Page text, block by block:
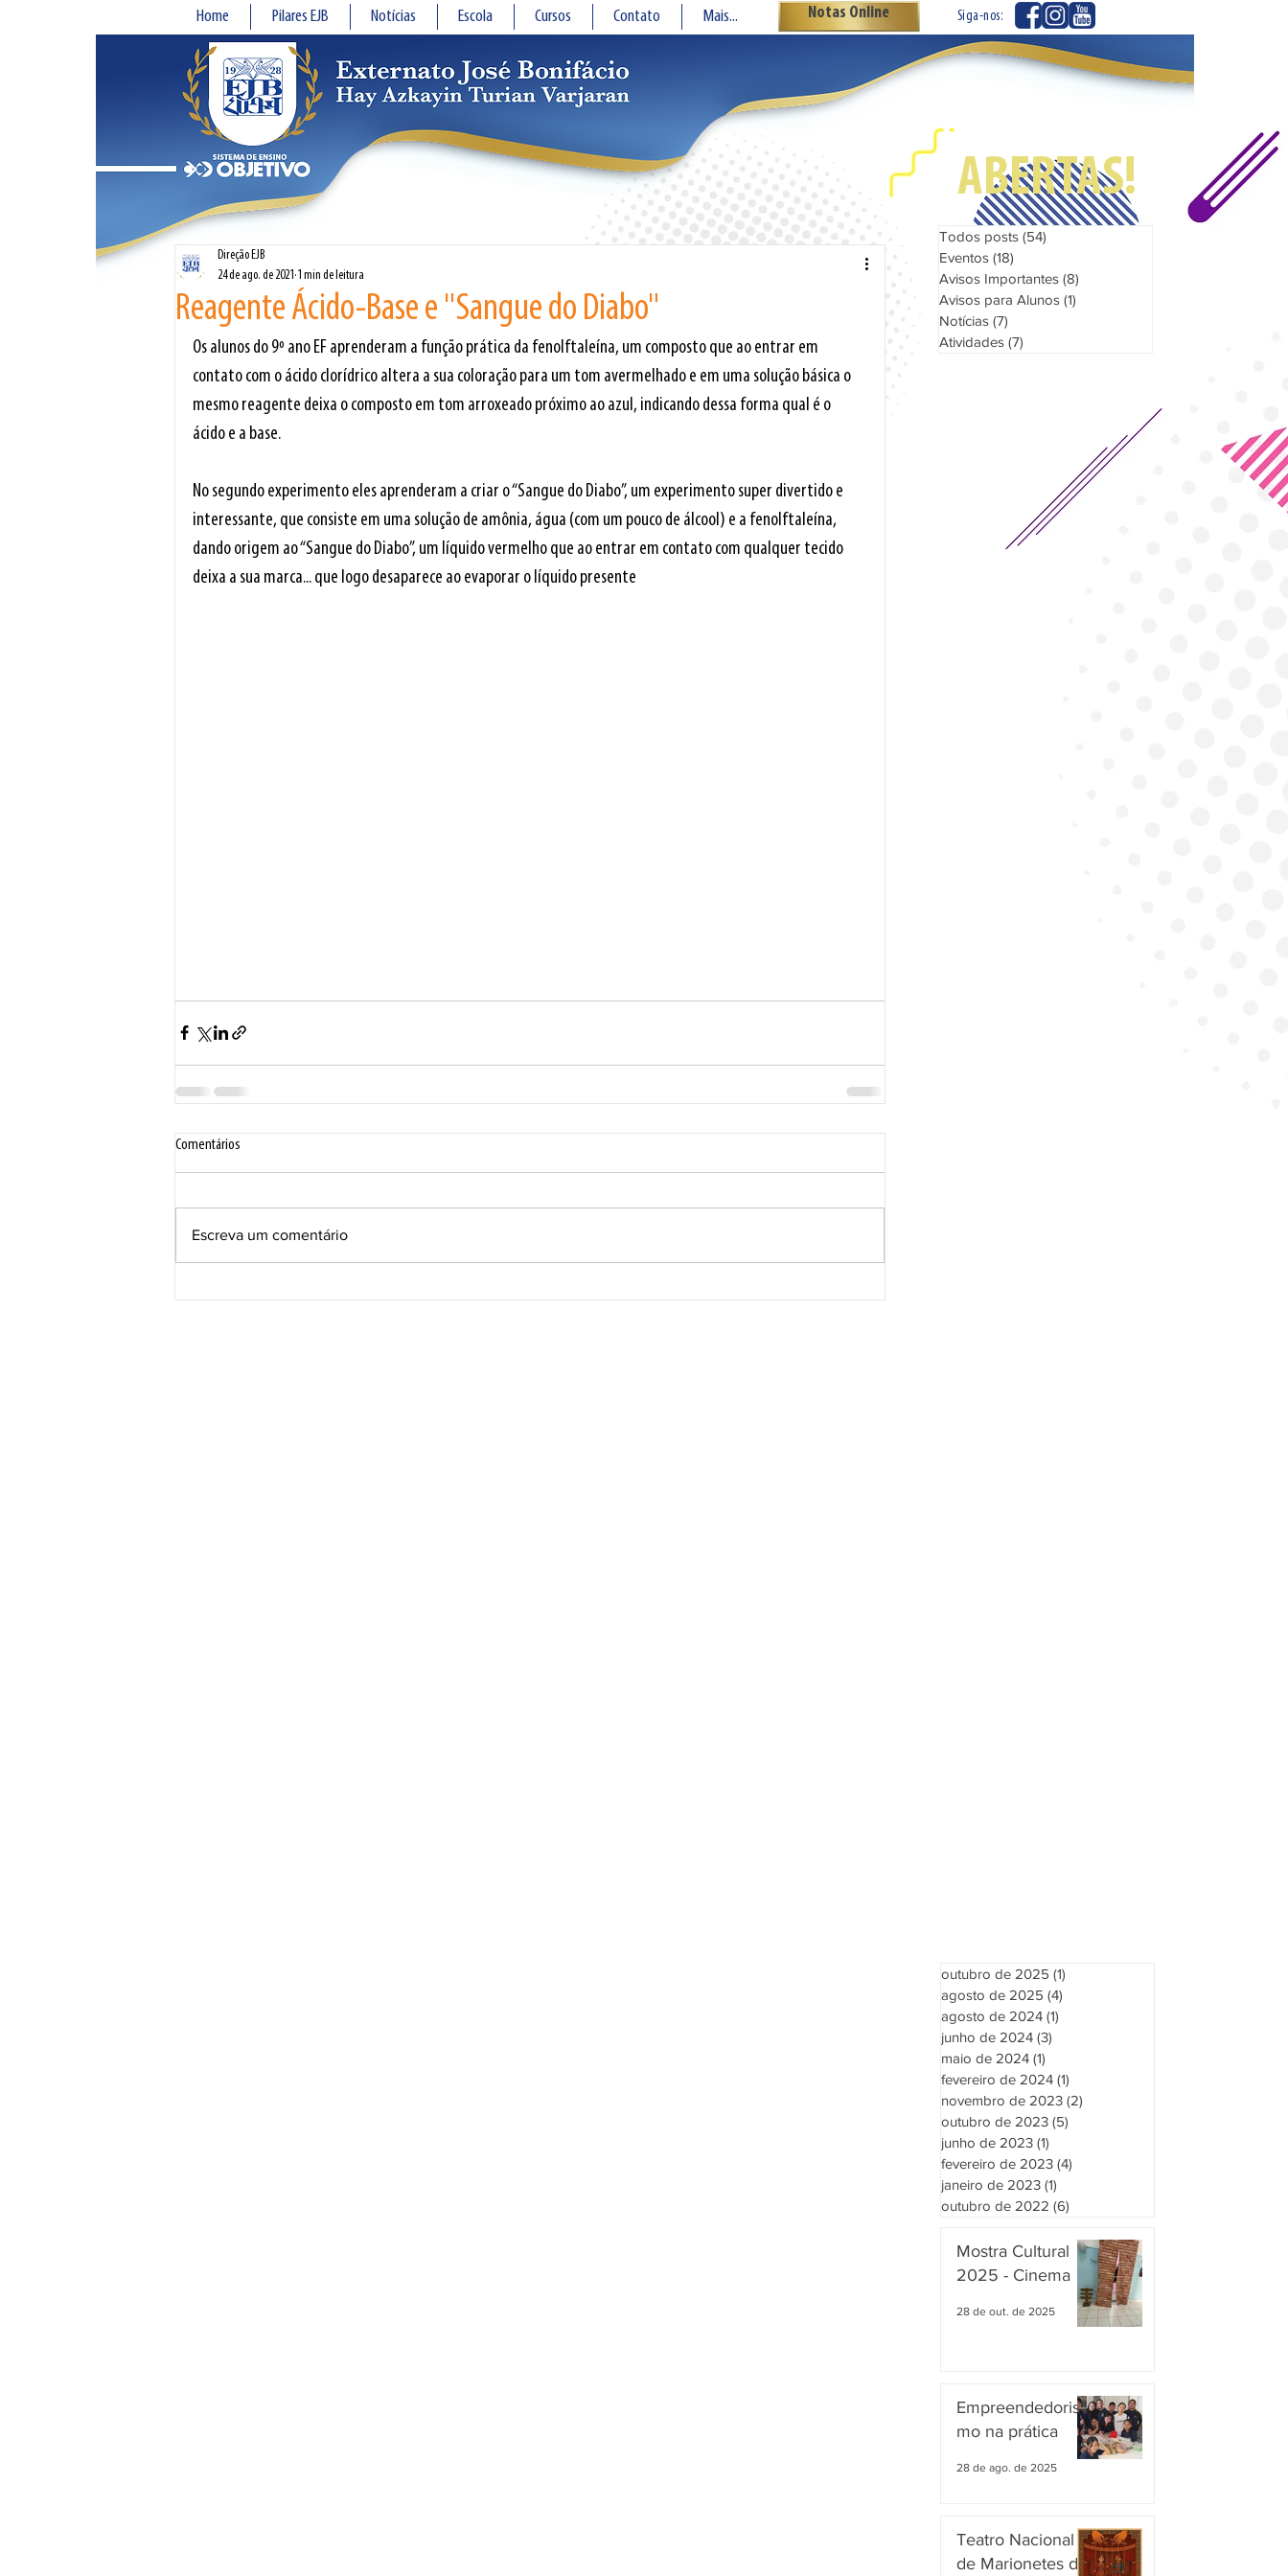
Notas Online Siga-nos:
Home Pilares EJB Notícias Escola Cursos Contato Mais...
Reagente Ácido-Base e "Sangue do Diabo"
Direção EJB
24 de ago. de 2021 1 min de leitura
Os alunos do 9º ano EF aprenderam a função prática da fenolftaleína, um composto que ao entrar em
contato com o ácido clorídrico altera a sua coloração para um tom avermelhado e em uma solução básica o
mesmo reagente deixa o composto em tom arroxeado próximo ao azul, indicando dessa forma qual é o
ácido e a base.
No segundo experimento eles aprenderam a criar o “Sangue do Diabo”, um experimento super divertido e
interessante, que consiste em uma solução de amônia, água (com um pouco de álcool) e a fenolftaleína,
dando origem ao “Sangue do Diabo”, um líquido vermelho que ao entrar em contato com qualquer tecido
deixa a sua marca... que logo desaparece ao evaporar o líquido presente
Comentários
Escreva um comentário
Matrículas
ABERTAS!
Todos posts (54)
Eventos (18)
Avisos Importantes (8)
Avisos para Alunos (1)
Notícias (7)
Atividades (7)
outubro de 2025 (1)
agosto de 2025 (4)
agosto de 2024 (1)
junho de 2024 (3)
maio de 2024 (1)
fevereiro de 2024 (1)
novembro de 2023 (2)
outubro de 2023 (5)
junho de 2023 (1)
fevereiro de 2023 (4)
janeiro de 2023 (1)
outubro de 2022 (6)
Mostra Cultural
2025 - Cinema
28 de out. de 2025
Empreendedoris
mo na prática
28 de ago. de 2025
Teatro Nacional
de Marionetes da